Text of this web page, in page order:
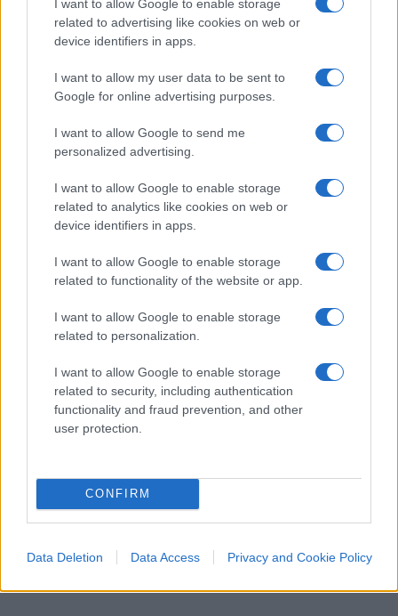
I want to allow Google to enable storage
related to advertising like cookies on web or
device identifiers in apps.
I want to allow my user data to be sent to
Google for online advertising purposes.
I want to allow Google to send me
personalized advertising.
I want to allow Google to enable storage
related to analytics like cookies on web or
device identifiers in apps.
I want to allow Google to enable storage
related to functionality of the website or app.
I want to allow Google to enable storage
related to personalization.
I want to allow Google to enable storage
related to security, including authentication
functionality and fraud prevention, and other
user protection.
CONFIRM
Data Deletion Data Access Privacy and Cookie Policy
religiosi, politici, istituzionali – a non smarrire il
senso della guida forte, dell’identità netta,
“Trump Papa” è un’operazione mediatica
perfettamente in linea con il personaggio, ma è
anche un avvertimento. Una fotografia che parla
più della maggior parte dei discorsi. Rivolta a chi,
nei prossimi mesi, dovrà decidere non solo il
e simbolico dell’Occidente. Il messaggio è chiaro:
in tempi incerti, i leader
comandare. E chi non saprà farlo, perderà.
#CHIESA CATTOLICA